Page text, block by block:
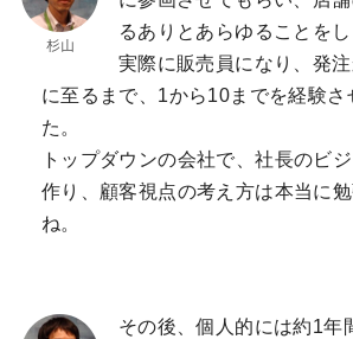
るありとあらゆることを
実際に販売員になり、発
に至るまで、1から10までを経験さ
た。
トップダウンの会社で、社長のビ
作り、顧客視点の考え方は本当に
ね。
その後、個人的には約1年